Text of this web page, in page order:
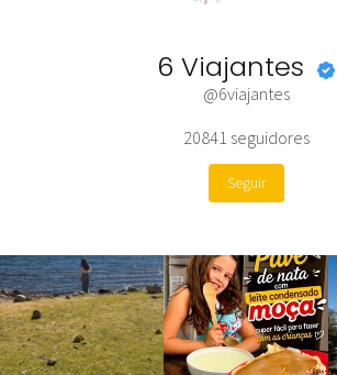
6 Viajantes
@6viajantes
20841 seguidores
Seguir